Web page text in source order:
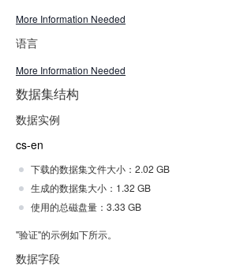
More Information Needed
语言
More Information Needed
数据集结构
数据实例
cs-en
下载的数据集文件大小：2.02 GB
生成的数据集大小：1.32 GB
使用的总磁盘量：3.33 GB
"验证"的示例如下所示。
数据字段